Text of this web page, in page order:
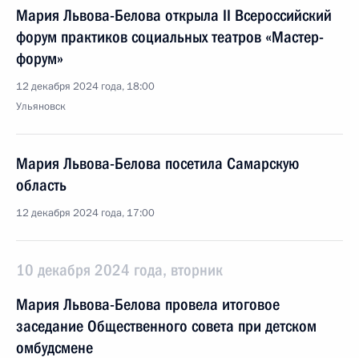
Мария Львова-Белова открыла II Всероссийский
форум практиков социальных театров «Мастер-
форум»
12 декабря 2024 года, 18:00
Ульяновск
Мария Львова-Белова посетила Самарскую
область
12 декабря 2024 года, 17:00
10 декабря 2024 года, вторник
Мария Львова-Белова провела итоговое
заседание Общественного совета при детском
омбудсмене